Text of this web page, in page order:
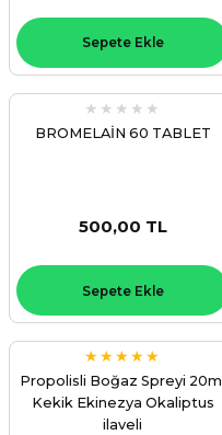
Sepete Ekle
BROMELAİN 60 TABLET
500,00 TL
Sepete Ekle
Propolisli Boğaz Spreyi 20ml
Kekik Ekinezya Okaliptus
ilaveli